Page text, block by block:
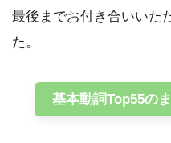
最後までお付き合いいた
た。
基本動詞Top55の